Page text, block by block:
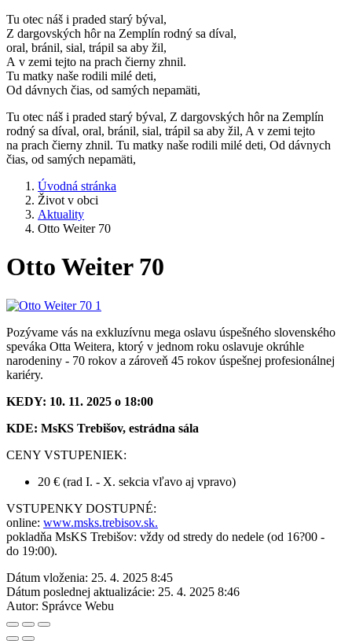
Tu otec náš i praded starý býval,
Z dargovských hôr na Zemplín rodný sa díval,
oral, bránil, sial, trápil sa aby žil,
A v zemi tejto na prach čierny zhnil.
Tu matky naše rodili milé deti,
Od dávnych čias, od samých nepamäti,
Tu otec náš i praded starý býval, Z dargovských hôr na Zemplín
rodný sa díval, oral, bránil, sial, trápil sa aby žil, A v zemi tejto
na prach čierny zhnil. Tu matky naše rodili milé deti, Od dávnych
čias, od samých nepamäti,
Úvodná stránka
Život v obci
Aktuality
Otto Weiter 70
Otto Weiter 70
Pozývame vás na exkluzívnu mega oslavu úspešného slovenského
speváka Otta Weitera, ktorý v jednom roku oslavuje okrúhle
narodeniny - 70 rokov a zároveň 45 rokov úspešnej profesionálnej
kariéry.
KEDY: 10. 11. 2025 o 18:00
KDE: MsKS Trebišov, estrádna sála
CENY VSTUPENIEK:
20 € (rad I. - X. sekcia vľavo aj vpravo)
VSTUPENKY DOSTUPNÉ:
online: www.msks.trebisov.sk.
pokladňa MsKS Trebišov: vždy od stredy do nedele (od 16?00 -
do 19:00).
Dátum vloženia: 25. 4. 2025 8:45
Dátum poslednej aktualizácie: 25. 4. 2025 8:46
Autor: Správce Webu